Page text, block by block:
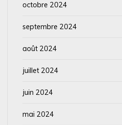
octobre 2024
septembre 2024
août 2024
juillet 2024
juin 2024
mai 2024